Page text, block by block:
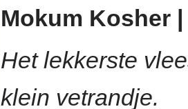
Mokum Kosher |
Het lekkerste
klein vetrandje.